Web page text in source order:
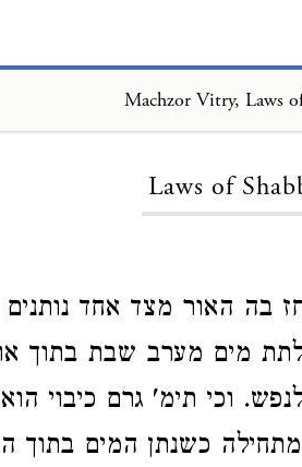
Machzor Vitry, Laws
Laws of
בה האור מצד אחד נותנים
מים מערב שבת בתוך
וכי תימ' גרם כיבוי
כשנתן המים בתוך